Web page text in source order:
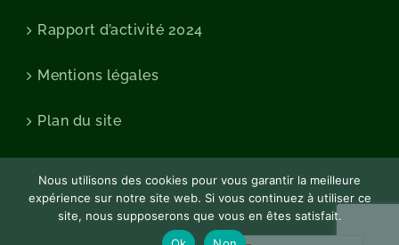
Rapport d’activité 2024
Mentions légales
Plan du site
Nous utilisons des cookies pour vous garantir la meilleure
expérience sur notre site web. Si vous continuez à utiliser ce
site, nous supposerons que vous en êtes satisfait.